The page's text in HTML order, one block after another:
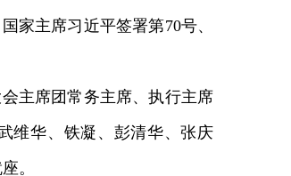
家主席习近平签署第70号、
主席团常务主席、执行主席
维华、铁凝、彭清华、张庆
。